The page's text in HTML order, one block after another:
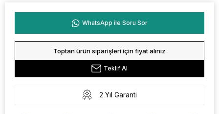
WhatsApp ile Soru Sor
Toptan ürün siparişleri için fiyat alınız
Teklif Al
2 Yıl Garanti